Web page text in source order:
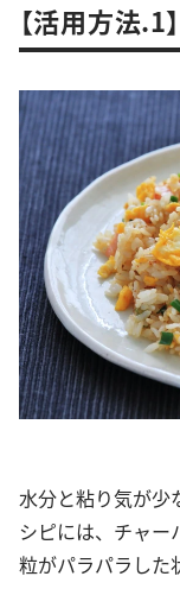
【活用方法.1
水分と粘り気が少
シピには、チャー
粒がパラパラした